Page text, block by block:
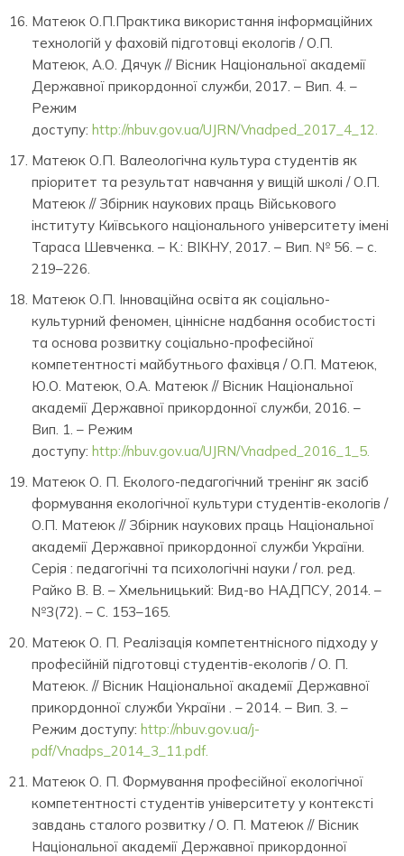
Матеюк О.П.Практика використання інформаційних
технологій у фаховій підготовці екологів / О.П.
Матеюк, А.О. Дячук // Вісник Національної академії
Державної прикордонної служби, 2017. – Вип. 4. –
Режим
доступу: http://nbuv.gov.ua/UJRN/Vnadped_2017_4_12.
Матеюк О.П. Валеологічна культура студентів як
пріоритет та результат навчання у вищій школі / О.П.
Матеюк // Збірник наукових праць Військового
інституту Київського національного університету імені
Тараса Шевченка. – К.: ВІКНУ, 2017. – Вип. № 56. – с.
219–226.
Матеюк О.П. Інноваційна освіта як соціально-
культурний феномен, ціннісне надбання особистості
та основа розвитку соціально-професійної
компетентності майбутнього фахівця / О.П. Матеюк,
Ю.О. Матеюк, О.А. Матеюк // Вісник Національної
академії Державної прикордонної служби, 2016. –
Вип. 1. – Режим
доступу: http://nbuv.gov.ua/UJRN/Vnadped_2016_1_5.
Матеюк О. П. Еколого-педагогічний тренінг як засіб
формування екологічної культури студентів-екологів /
О.П. Матеюк // Збірник наукових праць Національної
академії Державної прикордонної служби України.
Серія : педагогічні та психологічні науки / гол. ред.
Райко В. В. – Хмельницький: Вид-во НАДПСУ, 2014. –
№3(72). – С. 153–165.
Матеюк О. П. Реалізація компетентнісного підходу у
професійній підготовці студентів-екологів / О. П.
Матеюк. // Вісник Національної академії Державної
прикордонної служби України . – 2014. – Вип. 3. –
Режим доступу: http://nbuv.gov.ua/j-
pdf/Vnadps_2014_3_11.pdf.
Матеюк О. П. Формування професійної екологічної
компетентності студентів університету у контексті
завдань сталого розвитку / О. П. Матеюк // Вісник
Національної академії Державної прикордонної